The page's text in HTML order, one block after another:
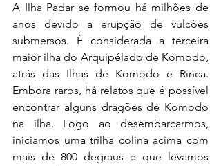
A Ilha Padar se formou há milhões de
anos devido a erupção de vulcões
submersos. É considerada a terceira
maior ilha do Arquipélado de Komodo,
atrás das Ilhas de Komodo e Rinca.
Embora raros, há relatos que é possível
encontrar alguns dragões de Komodo
na ilha. Logo ao desembarcarmos,
iniciamos uma trilha colina acima com
mais de 800 degraus e que levamos